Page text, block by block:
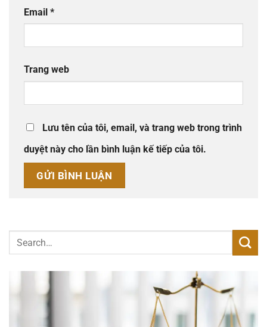
Email *
Trang web
Lưu tên của tôi, email, và trang web trong trình
duyệt này cho lần bình luận kế tiếp của tôi.